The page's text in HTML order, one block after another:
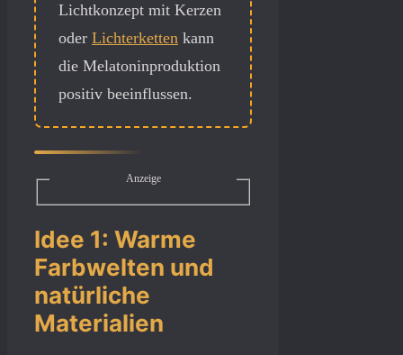
Lichtkonzept mit Kerzen
oder Lichterketten kann
die Melatoninproduktion
positiv beeinflussen.
Anzeige
Idee 1: Warme
Farbwelten und
natürliche
Materialien